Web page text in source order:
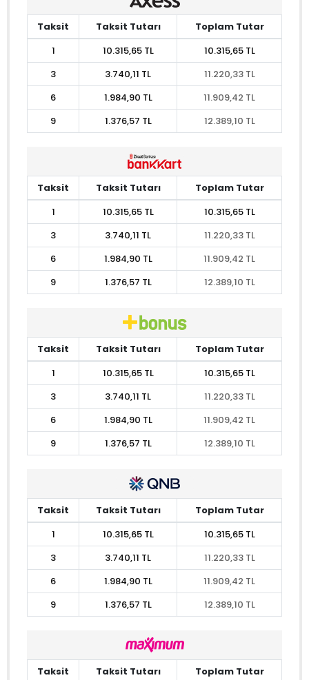
Taksit Taksit Tutarı
Toplam Tutar
1
10.315,65 TL
10.315,65 TL
3
3.740,11 TL
11.220,33 TL
6
1.984,90 TL
11.909,42 TL
9
1.376,57 TL 12.389,10 TL
Taksit Taksit Tutarı
Toplam Tutar
1
10.315,65 TL
10.315,65 TL
3
3.740,11 TL
11.220,33 TL
6
1.984,90 TL
11.909,42 TL
9
1.376,57 TL 12.389,10 TL
Taksit Taksit Tutarı
Toplam Tutar
1
10.315,65 TL
10.315,65 TL
3
3.740,11 TL
11.220,33 TL
6
1.984,90 TL
11.909,42 TL
9
1.376,57 TL 12.389,10 TL
Taksit Taksit Tutarı
Toplam Tutar
1
10.315,65 TL
10.315,65 TL
3
3.740,11 TL
11.220,33 TL
6
1.984,90 TL
11.909,42 TL
9
1.376,57 TL 12.389,10 TL
Taksit Taksit Tutarı Toplam Tutar